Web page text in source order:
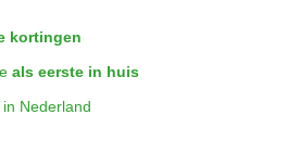
kortingen
als eerste in huis
in Nederland